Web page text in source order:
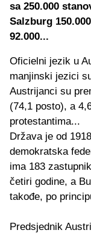
sa 250.000
Salzburg
92.000...
Oficielni jezik u
manjinski jezici
Austrijanci su
(74,1 posto), a
protestantima...
Država je od
demokratska
ima 183
četiri godine, a
takođe, po
Predsjednik